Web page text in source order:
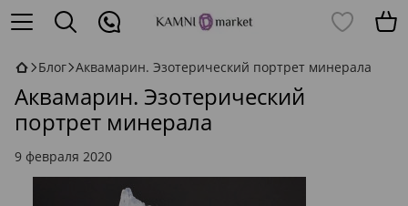
Блог Аквамарин. Эзотерический портрет минерала
Аквамарин. Эзотерический
портрет минерала
9 февраля 2020